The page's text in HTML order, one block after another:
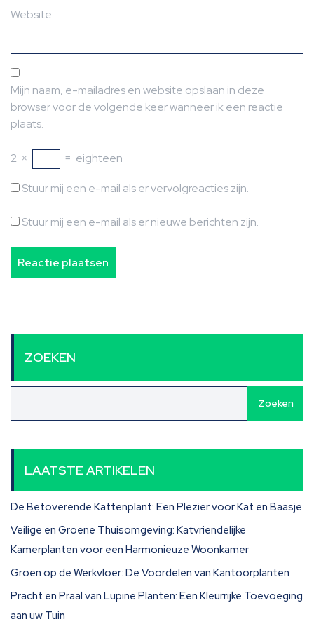
Website
Mijn naam, e-mailadres en website opslaan in deze
browser voor de volgende keer wanneer ik een reactie
plaats.
2 × = eighteen
Stuur mij een e-mail als er vervolgreacties zijn.
Stuur mij een e-mail als er nieuwe berichten zijn.
ZOEKEN
Zoeken
LAATSTE ARTIKELEN
De Betoverende Kattenplant: Een Plezier voor Kat en Baasje
Veilige en Groene Thuisomgeving: Katvriendelijke
Kamerplanten voor een Harmonieuze Woonkamer
Groen op de Werkvloer: De Voordelen van Kantoorplanten
Pracht en Praal van Lupine Planten: Een Kleurrijke Toevoeging
aan uw Tuin